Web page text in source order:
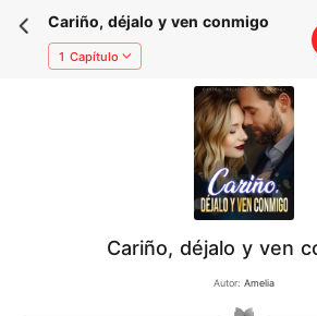
Cariño, déjalo y ven conmigo
1 Capítulo
Cariño, déjalo y ven
Autor: Amelia